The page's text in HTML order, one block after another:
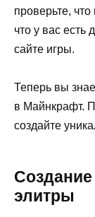
проверьте,
что у вас есть
сайте игры.
Теперь вы
в Майнкрафт.
создайте
элитры